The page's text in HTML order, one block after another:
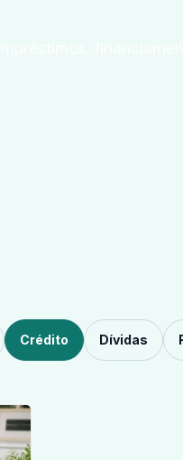
Crédito Dívidas